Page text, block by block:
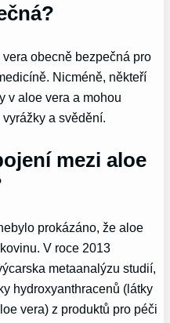
obecně bezpečná pro
Nicméně, někteří
v aloe vera a mohou
a svědění.
mezi aloe
prokázáno, že aloe
V roce 2013
metaanalýzu studií,
hydroxyanthracenů (látky
vera) z produktů pro péči